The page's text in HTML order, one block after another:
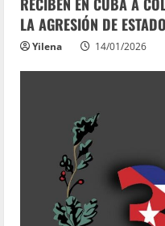
LA AGRESIÓN DE
Yilena 14/01/2026